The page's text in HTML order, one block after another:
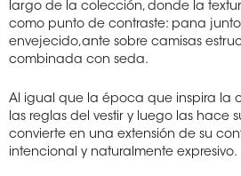
largo de la colección, donde la
como punto de contraste: pana
envejecido,ante sobre camisas
combinada con seda.
Al igual que la época que inspira la
las reglas del vestir y luego las hace
convierte en una extensión de su
intencional y naturalmente expresivo.